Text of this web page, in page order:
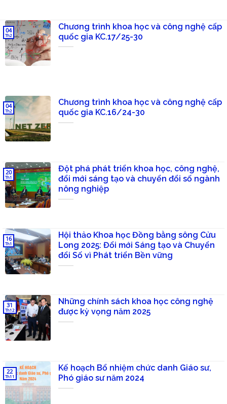
Chương trình khoa học và công nghệ cấp
quốc gia KC.17/25-30
04
Th2
Chương trình khoa học và công nghệ cấp
quốc gia KC.16/24-30
04
Th2
Đột phá phát triển khoa học, công nghệ,
đổi mới sáng tạo và chuyển đổi số ngành
nông nghiệp
20
Th1
Hội thảo Khoa học Đồng bằng sông Cửu
Long 2025: Đổi mới Sáng tạo và Chuyển
đổi Số vì Phát triển Bền vững
16
Th1
Những chính sách khoa học công nghệ
được kỳ vọng năm 2025
31
Th12
Kế hoạch Bổ nhiệm chức danh Giáo sư,
Phó giáo sư năm 2024
22
Th11